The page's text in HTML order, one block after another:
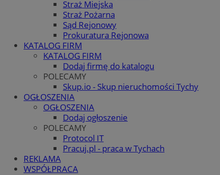
Straż Miejska
Straż Pożarna
Sąd Rejonowy
Prokuratura Rejonowa
KATALOG FIRM
KATALOG FIRM
Dodaj firmę do katalogu
POLECAMY
Skup.io - Skup nieruchomości Tychy
OGŁOSZENIA
OGŁOSZENIA
Dodaj ogłoszenie
POLECAMY
Protocol IT
Pracuj.pl - praca w Tychach
REKLAMA
WSPÓŁPRACA